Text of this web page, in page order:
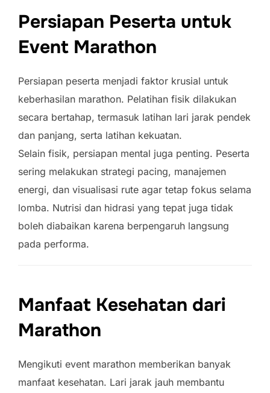
Persiapan Peserta untuk
Event Marathon
Persiapan peserta menjadi faktor krusial untuk
keberhasilan marathon. Pelatihan fisik dilakukan
secara bertahap, termasuk latihan lari jarak pendek
dan panjang, serta latihan kekuatan.
Selain fisik, persiapan mental juga penting. Peserta
sering melakukan strategi pacing, manajemen
energi, dan visualisasi rute agar tetap fokus selama
lomba. Nutrisi dan hidrasi yang tepat juga tidak
boleh diabaikan karena berpengaruh langsung
pada performa.
Manfaat Kesehatan dari
Marathon
Mengikuti event marathon memberikan banyak
manfaat kesehatan. Lari jarak jauh membantu